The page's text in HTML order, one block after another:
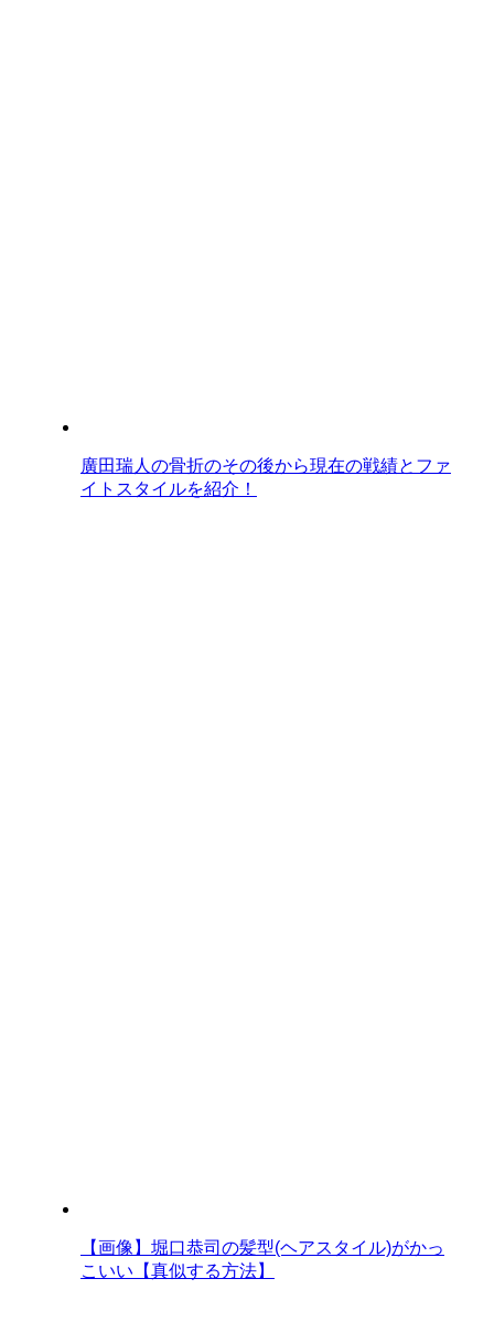
廣田瑞人の骨折のその後から現在の戦績とファ
イトスタイルを紹介！
【画像】堀口恭司の髪型(ヘアスタイル)がかっ
こいい【真似する方法】